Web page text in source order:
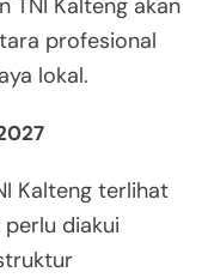
profesional
lokal.
Kalteng terlihat
diakui